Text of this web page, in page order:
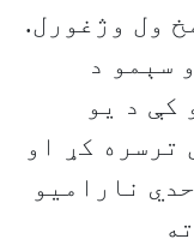
ول وژغورل.
سېمو د
کې د یو
ترسره کړ او
نارامیو